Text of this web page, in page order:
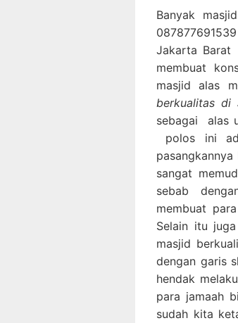
Banyak
Jakarta
membuat
masjid alas
berkualitas di
sebagai alas
polos ini
sangat
sebab
membuat
Selain itu
masjid
dengan garis
hendak
para jamaah
sudah kita